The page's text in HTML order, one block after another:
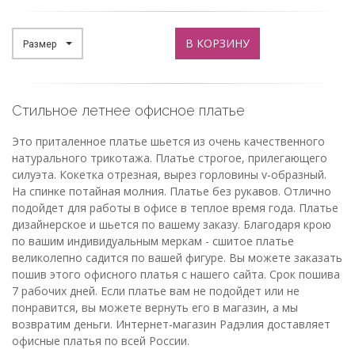
Размер В КОРЗИНУ
Стильное летнее офисное платье
Это приталенное платье шьется из очень качественного
натурального трикотажа. Платье строгое, прилегающего
силуэта. Кокетка отрезная, вырез горловины v-образный.
На спинке потайная молния. Платье без рукавов. Отлично
подойдет для работы в офисе в теплое время года. Платье
дизайнерское и шьется по вашему заказу. Благодаря крою
по вашим индивидуальным меркам - сшитое платье
великолепно садится по вашей фигуре. Вы можете заказать
пошив этого офисного платья с нашего сайта. Срок пошива
7 рабочих дней. Если платье вам не подойдет или не
понравится, вы можете вернуть его в магазин, а мы
возвратим деньги. Интернет-магазин Радэлия доставляет
офисные платья по всей России.